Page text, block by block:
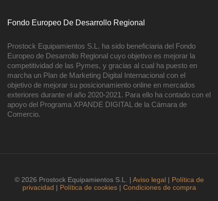
Fondo Europeo De Desarrollo Regional
Prostock Equipamientos S.L. ha sido beneficiaria del Fondo
Europeo de Desarrollo Regional cuyo objetivo es mejorar la
competitividad de las Pymes, y gracias al cual ha puesto en
marcha un Plan de Marketing Digital Internacional con el
objetivo de mejorar su posicionamiento online en mercados
exteriores durante el año 2020-2021. Para ello ha contado con el
apoyo del Programa XPANDE DIGITAL de la Cámara de
Comercio.
© 2026 Prostock Equipamientos S.L. | Aviso legal| Política de
privacidad | Política de cookies| Condiciones de compra